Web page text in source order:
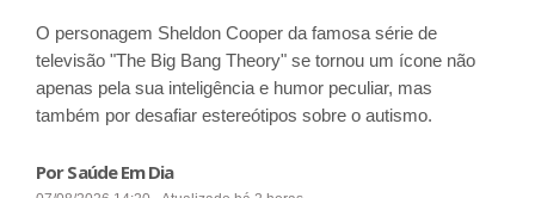
O personagem Sheldon Cooper da famosa série de
televisão "The Big Bang Theory" se tornou um ícone não
apenas pela sua inteligência e humor peculiar, mas
também por desafiar estereótipos sobre o autismo.
Por Saúde Em Dia